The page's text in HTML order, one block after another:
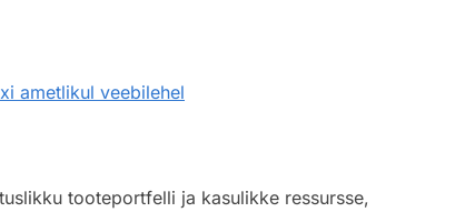
ametlikul veebilehel
tooteportfelli ja kasulikke ressursse,